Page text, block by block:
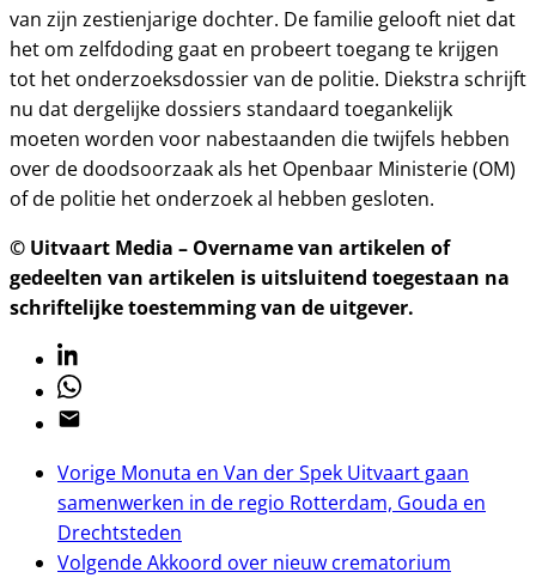
van zijn zestienjarige dochter. De familie gelooft niet dat
het om zelfdoding gaat en probeert toegang te krijgen
tot het onderzoeksdossier van de politie. Diekstra schrijft
nu dat dergelijke dossiers standaard toegankelijk
moeten worden voor nabestaanden die twijfels hebben
over de doodsoorzaak als het Openbaar Ministerie (OM)
of de politie het onderzoek al hebben gesloten.
© Uitvaart Media – Overname van artikelen of
gedeelten van artikelen is uitsluitend toegestaan na
schriftelijke toestemming van de uitgever.
Linkedin
Whatsapp
Email
Vorige Monuta en Van der Spek Uitvaart gaan
samenwerken in de regio Rotterdam, Gouda en
Drechtsteden
VolgendeAkkoord over nieuw crematorium